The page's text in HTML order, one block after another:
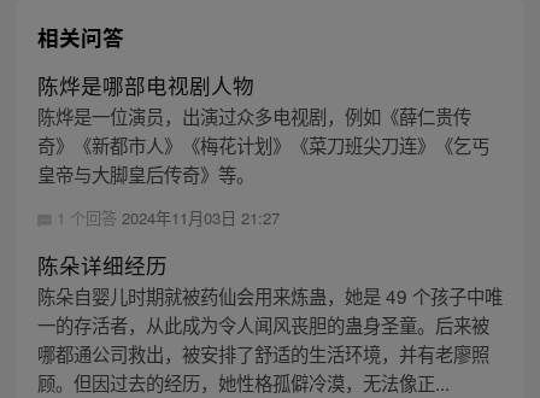
相关问答
陈烨是哪部电视剧人物
陈烨是一位演员，出演过众多电视剧，例如《薛仁贵传
奇》《新都市人》《梅花计划》《菜刀班尖刀连》《乞丐
皇帝与大脚皇后传奇》等。
1 个回答 2024年11月03日 21:27
陈朵详细经历
陈朵自婴儿时期就被药仙会用来炼蛊，她是 49 个孩子中唯
一的存活者，从此成为令人闻风丧胆的蛊身圣童。后来被
哪都通公司救出，被安排了舒适的生活环境，并有老廖照
顾。但因过去的经历，她性格孤僻冷漠，无法像正...